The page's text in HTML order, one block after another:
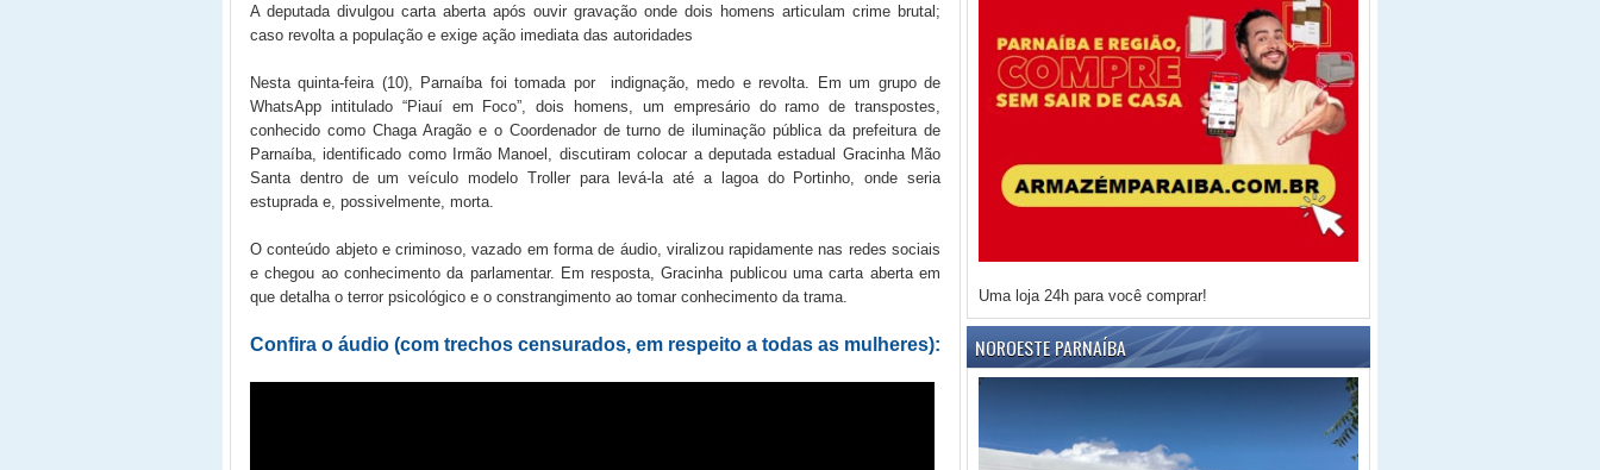
A deputada divulgou carta aberta após ouvir gravação onde dois homens articulam crime brutal;
caso revolta a população e exige ação imediata das autoridades
Nesta quinta-feira (10), Parnaíba foi tomada por indignação, medo e revolta. Em um grupo de
WhatsApp intitulado “Piauí em Foco”, dois homens, um empresário do ramo de transpostes,
conhecido como Chaga Aragão e o Coordenador de turno de iluminação pública da prefeitura de
Parnaíba, identificado como Irmão Manoel, discutiram colocar a deputada estadual Gracinha Mão
Santa dentro de um veículo modelo Troller para levá-la até a lagoa do Portinho, onde seria
estuprada e, possivelmente, morta.
O conteúdo abjeto e criminoso, vazado em forma de áudio, viralizou rapidamente nas redes sociais
e chegou ao conhecimento da parlamentar. Em resposta, Gracinha publicou uma carta aberta em
que detalha o terror psicológico e o constrangimento ao tomar conhecimento da trama.
Confira o áudio (com trechos censurados, em respeito a todas as mulheres):
Uma loja 24h para você comprar!
NOROESTE PARNAÍBA